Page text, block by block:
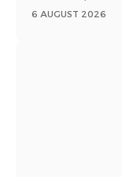
6 AUGUST 2026